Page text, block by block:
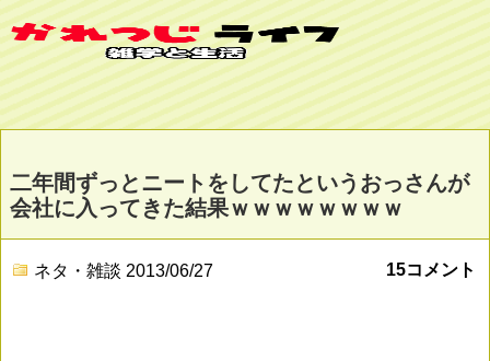
二年間ずっとニートをしてたというおっさんが
会社に入ってきた結果ｗｗｗｗｗｗｗｗ
ネタ・雑談 2013/06/27 15コメント